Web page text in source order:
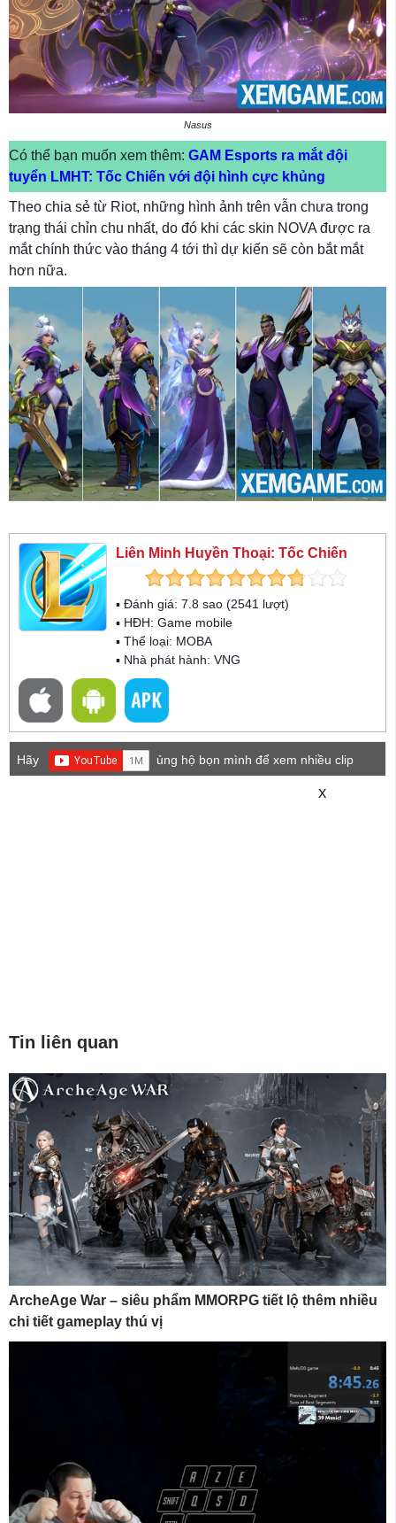
Nasus
Có thể bạn muốn xem thêm: GAM Esports ra mắt đội
tuyển LMHT: Tốc Chiến với đội hình cực khủng
Theo chia sẻ từ Riot, những hình ảnh trên vẫn chưa trong
trạng thái chỉn chu nhất, do đó khi các skin NOVA được ra
mắt chính thức vào tháng 4 tới thì dự kiến sẽ còn bắt mắt
hơn nữa.
Liên Minh Huyền Thoại: Tốc Chiến
▪ Đánh giá: 7.8 sao (2541 lượt)
▪ HĐH: Game mobile
▪ Thể loại: MOBA
▪ Nhà phát hành: VNG
Hãy
ủng hộ bọn mình để xem nhiều clip
X
Tin liên quan
ArcheAge War – siêu phẩm MMORPG tiết lộ thêm nhiều
chi tiết gameplay thú vị